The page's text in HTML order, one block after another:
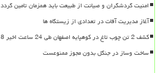
امنیت گردشگران و صیانت از طبیعت باید همزمان تامین گردد
آغاز مدیریت آفات در تعدادی از زیستگاه ها
کشف 2 تن چوب تاغ در کوهپایه اصفهان طی 24 ساعت اخیر 8 نفر دستگیر شدند
ساخت وساز در جنگل بدون مجوز ممنوعست